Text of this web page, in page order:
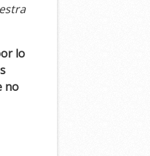
lo
no